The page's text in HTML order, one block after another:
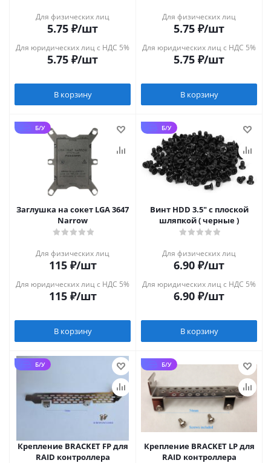
Для физических лиц
5.75 ₽/шт
Для юридических лиц с НДС 5%
5.75 ₽/шт
В корзину
Для физических лиц
5.75 ₽/шт
Для юридических лиц с НДС 5%
5.75 ₽/шт
В корзину
Б/У
Заглушка на сокет LGA 3647
Narrow
Для физических лиц
115₽/шт
Для юридических лиц с НДС 5%
115₽/шт
В корзину
Б/У
Винт HDD 3.5" с плоской
шляпкой ( черные )
Для физических лиц
6.90 ₽/шт
Для юридических лиц с НДС 5%
6.90 ₽/шт
В корзину
Б/У
Крепление BRACKET FP для
RAID контроллера
Б/У
Крепление BRACKET LP для
RAID контроллера